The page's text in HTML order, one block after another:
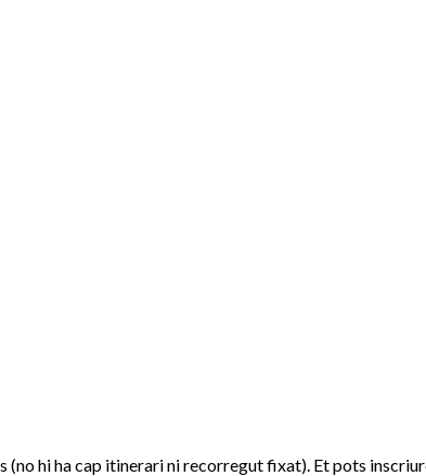
hi ha cap itinerari ni recorregut fixat). Et pots